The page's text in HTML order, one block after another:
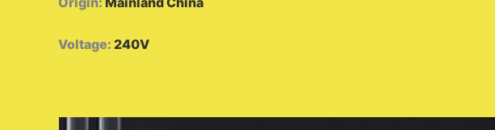
Voltage: 240V